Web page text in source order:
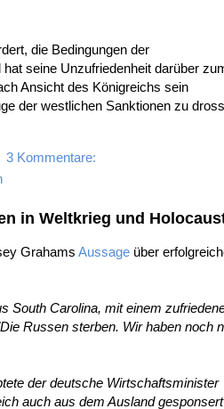
die Bedingungen der
seine Unzufriedenheit darüber
Ansicht des Königreichs sein
der westlichen Sanktionen zu
3 Kommentare:
in Weltkrieg und
Grahams Aussage über
South Carolina, mit einem
Russen sterben. Wir haben noch
der deutsche Wirtschaftsminister
auch aus dem Ausland gesponsert